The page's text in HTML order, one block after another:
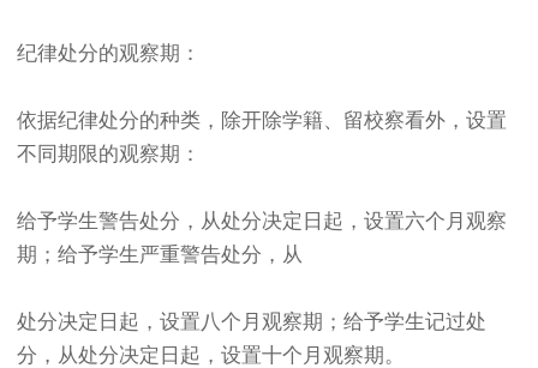
纪律处分的观察期：
依据纪律处分的种类，除开除学籍、留校察看外，设置
不同期限的观察期：
给予学生警告处分，从处分决定日起，设置六个月观察
期；给予学生严重警告处分，从
处分决定日起，设置八个月观察期；给予学生记过处
分，从处分决定日起，设置十个月观察期。